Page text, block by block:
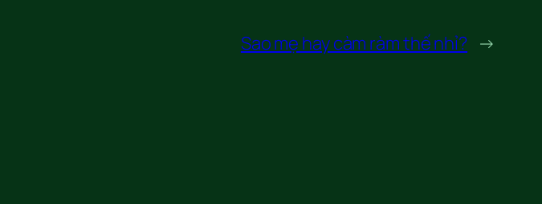
Sao mẹ hay càm ràm thế nhỉ? →